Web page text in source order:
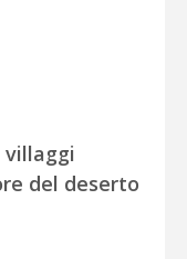
del deserto